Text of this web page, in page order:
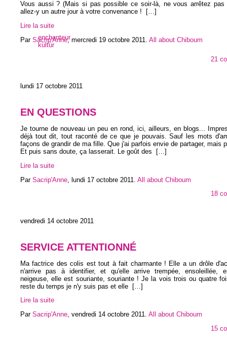
Vous aussi ? (Mais si pas possible ce soir-là, ne vous arrêtez
allez-y un autre jour à votre convenance !
[…]
Lire la suite
Par Sacrip'Anne, mercredi 19 octobre 2011. All about Chiboum
enchanteur
kültür
21
lundi 17 octobre 2011
EN QUESTIONS
Je tourne de nouveau un peu en rond, ici, ailleurs, en blogs...
déjà tout dit, tout raconté de ce que je pouvais. Sauf les mots
façons de grandir de ma fille. Que j'ai parfois envie de partager, mais
Et puis sans doute, ça lasserait. Le goût des
[…]
Lire la suite
Par Sacrip'Anne lundi 17 octobre 2011 All about Chiboum
18
vendredi 14 octobre 2011
SERVICE ATTENTIONNÉ
Ma factrice des colis est tout à fait charmante ! Elle a un drôle
n'arrive pas à identifier, et qu'elle arrive trempée, ensoleillée,
neigeuse, elle est souriante, souriante ! Je la vois trois ou quatre
reste du temps je n'y suis pas et elle […]
Lire la suite
Par Sacrip'Anne, vendredi 14 octobre 2011. All about Chiboum
15